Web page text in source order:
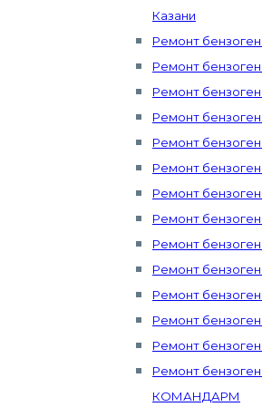
Казани
Ремонт
Ремонт
Ремонт
Ремонт
Ремонт
Ремонт
Ремонт
Ремонт
Ремонт
Ремонт
Ремонт
Ремонт
Ремонт
Ремонт
КОМАНДАРМ